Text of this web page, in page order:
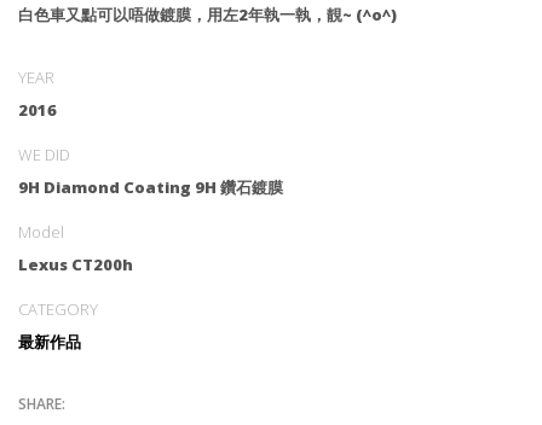
白色車又點可以唔做鍍膜，用左2年執一執，靚~ (^o^)
YEAR
2016
WE DID
9H Diamond Coating 9H 鑽石鍍膜
Model
Lexus CT200h
CATEGORY
最新作品